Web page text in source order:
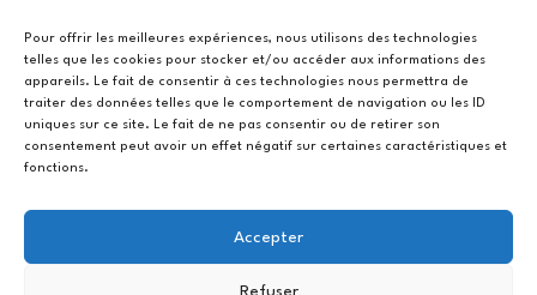
Pour offrir les meilleures expériences, nous utilisons des technologies
telles que les cookies pour stocker et/ou accéder aux informations des
appareils. Le fait de consentir à ces technologies nous permettra de
traiter des données telles que le comportement de navigation ou les ID
uniques sur ce site. Le fait de ne pas consentir ou de retirer son
consentement peut avoir un effet négatif sur certaines caractéristiques et
fonctions.
Accepter
Refuser
Politique de cookies (UE)